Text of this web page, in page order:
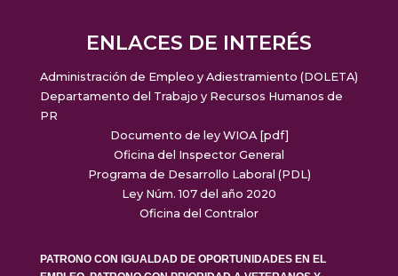
ENLACES DE INTERÉS
Administración de Empleo y Adiestramiento (DOLETA)
Departamento del Trabajo y Recursos Humanos de
PR
Documento de ley WIOA [pdf]
Oficina del Inspector General
Programa de Desarrollo Laboral (PDL)
Ley Núm. 107 del año 2020
Oficina del Contralor
PATRONO CON IGUALDAD DE OPORTUNIDADES EN EL